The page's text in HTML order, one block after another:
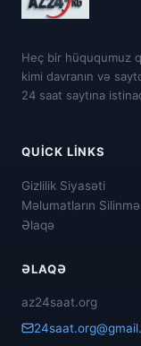
Heç bir hüququmuz
kimi davranın və
24 saat saytına
QUICK LINKS
Gizlilik Siyasəti
Məlumatların
Əlaqə
ƏLAQƏ
az24saat.org